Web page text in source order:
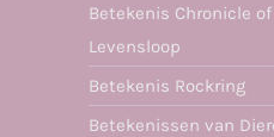
Betekenis Chronicle of
Levensloop
Betekenis Rockring
Betekenissen van